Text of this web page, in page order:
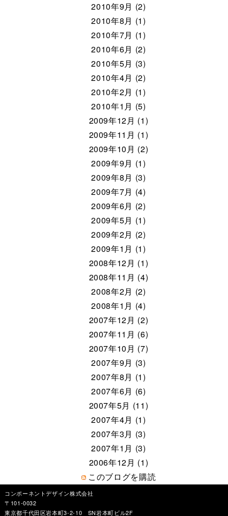
2010年9月 (2)
2010年8月 (1)
2010年7月 (1)
2010年6月 (2)
2010年5月 (3)
2010年4月 (2)
2010年2月 (1)
2010年1月 (5)
2009年12月 (1)
2009年11月 (1)
2009年10月 (2)
2009年9月 (1)
2009年8月 (3)
2009年7月 (4)
2009年6月 (2)
2009年5月 (1)
2009年2月 (2)
2009年1月 (1)
2008年12月 (1)
2008年11月 (4)
2008年2月 (2)
2008年1月 (4)
2007年12月 (2)
2007年11月 (6)
2007年10月 (7)
2007年9月 (3)
2007年8月 (1)
2007年6月 (6)
2007年5月 (11)
2007年4月 (1)
2007年3月 (3)
2007年1月 (3)
2006年12月 (1)
このブログを購読
コンポーネントデザイン株式会社
〒101-0032
東京都千代田区岩本町3-2-10 SN岩本町ビル2F